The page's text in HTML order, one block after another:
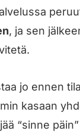
, ja sen
jo ennen
kasaan
“sinne